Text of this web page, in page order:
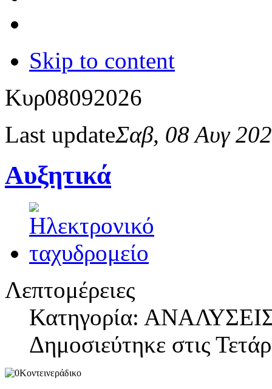
Skip to content
Κυρ08092026
Last updateΣαβ, 08 Αυγ
Αυξητικά
Λεπτομέρειες
Κατηγορία:
Δημοσιεύτηκε στις